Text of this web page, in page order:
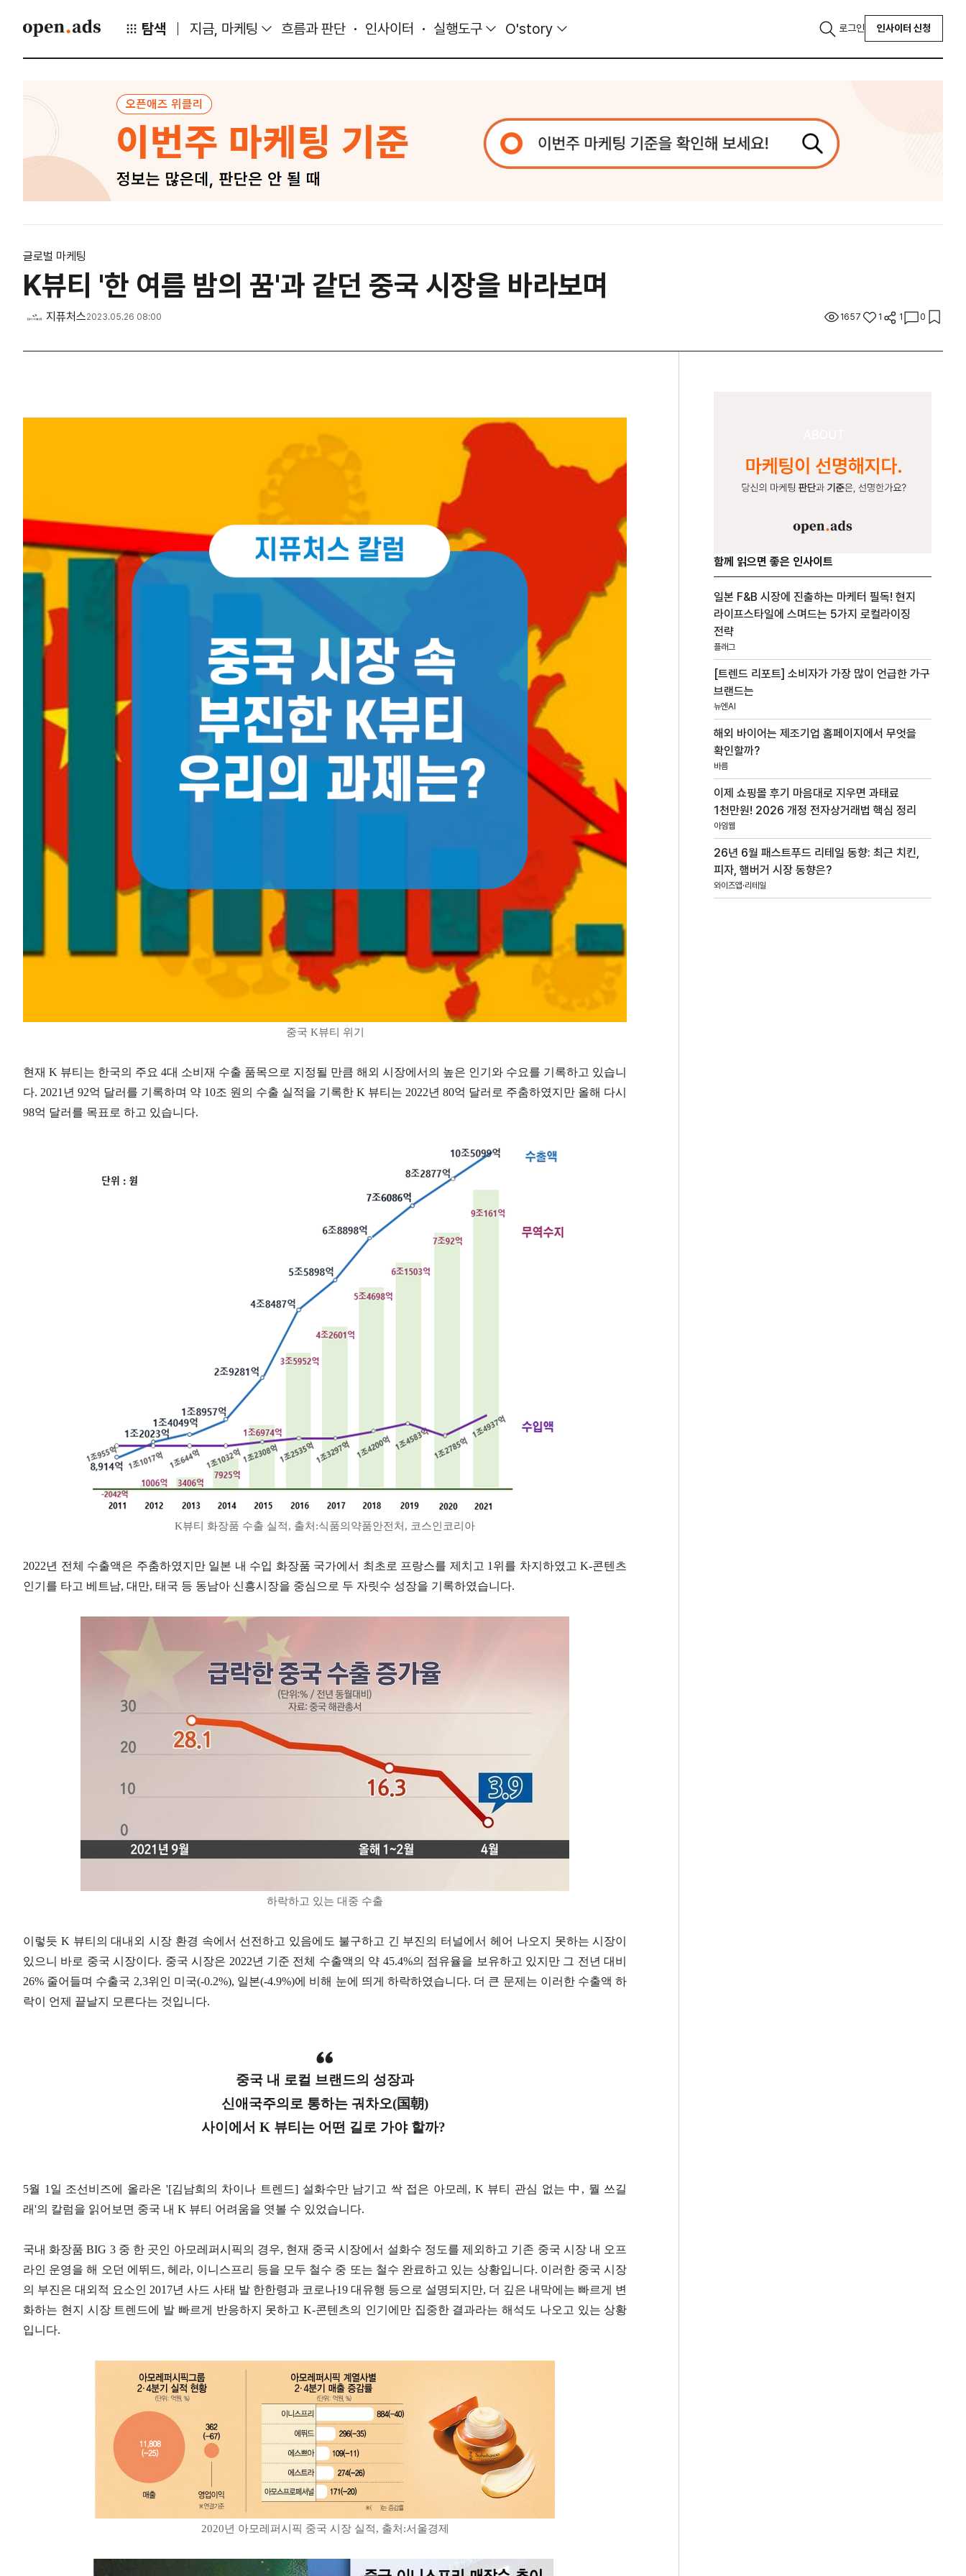
탐색 지금, 마케팅 흐름과 판단 인사이터 실행도구 O'story 로그인 인사이터 신청
글로벌 마케팅
K뷰티 '한 여름 밤의 꿈'과 같던 중국 시장을 바라보며
지퓨처스2023.05.26 08:00 1657 1 1 0
중국 K뷰티 위기
현재 K 뷰티는 한국의 주요 4대 소비재 수출 품목으로 지정될 만큼 해외 시장에서의 높은 인기와 수요를 기록하고 있습니
다. 2021년 92억 달러를 기록하며 약 10조 원의 수출 실적을 기록한 K 뷰티는 2022년 80억 달러로 주춤하였지만 올해 다시
98억 달러를 목표로 하고 있습니다.
K뷰티 화장품 수출 실적, 출처:식품의약품안전처, 코스인코리아
2022년 전체 수출액은 주춤하였지만 일본 내 수입 화장품 국가에서 최초로 프랑스를 제치고 1위를 차지하였고 K-콘텐츠
인기를 타고 베트남, 대만, 태국 등 동남아 신흥시장을 중심으로 두 자릿수 성장을 기록하였습니다.
하락하고 있는 대중 수출
이렇듯 K 뷰티의 대내외 시장 환경 속에서 선전하고 있음에도 불구하고 긴 부진의 터널에서 헤어 나오지 못하는 시장이
있으니 바로 중국 시장이다. 중국 시장은 2022년 기준 전체 수출액의 약 45.4%의 점유율을 보유하고 있지만 그 전년 대비
26% 줄어들며 수출국 2,3위인 미국(-0.2%), 일본(-4.9%)에 비해 눈에 띄게 하락하였습니다. 더 큰 문제는 이러한 수출액 하
락이 언제 끝날지 모른다는 것입니다.
중국 내 로컬 브랜드의 성장과
신애국주의로 통하는 궈차오(国朝)
사이에서 K 뷰티는 어떤 길로 가야 할까?
5월 1일 조선비즈에 올라온 '[김남희의 차이나 트렌드] 설화수만 남기고 싹 접은 아모레, K 뷰티 관심 없는 中, 뭘 쓰길
래'의 칼럼을 읽어보면 중국 내 K 뷰티 어려움을 엿볼 수 있었습니다.
국내 화장품 BIG 3 중 한 곳인 아모레퍼시픽의 경우, 현재 중국 시장에서 설화수 정도를 제외하고 기존 중국 시장 내 오프
라인 운영을 해 오던 에뛰드, 헤라, 이니스프리 등을 모두 철수 중 또는 철수 완료하고 있는 상황입니다. 이러한 중국 시장
의 부진은 대외적 요소인 2017년 사드 사태 발 한한령과 코로나19 대유행 등으로 설명되지만, 더 깊은 내막에는 빠르게 변
화하는 현지 시장 트렌드에 발 빠르게 반응하지 못하고 K-콘텐츠의 인기에만 집중한 결과라는 해석도 나오고 있는 상황
입니다.
2020년 아모레퍼시픽 중국 시장 실적, 출처:서울경제
함께 읽으면 좋은 인사이트
일본 F&B 시장에 진출하는 마케터 필독! 현지
라이프스타일에 스며드는 5가지 로컬라이징
전략
플래그
[트렌드 리포트] 소비자가 가장 많이 언급한 가구
브랜드는
뉴엔AI
해외 바이어는 제조기업 홈페이지에서 무엇을
확인할까?
바름
이제 쇼핑몰 후기 마음대로 지우면 과태료
1천만원! 2026 개정 전자상거래법 핵심 정리
아임웹
26년 6월 패스트푸드 리테일 동향: 최근 치킨,
피자, 햄버거 시장 동향은?
와이즈앱·리테일